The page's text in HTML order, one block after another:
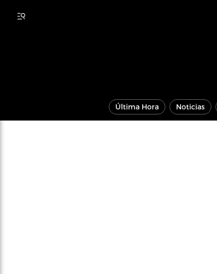
Última Hora Noticias